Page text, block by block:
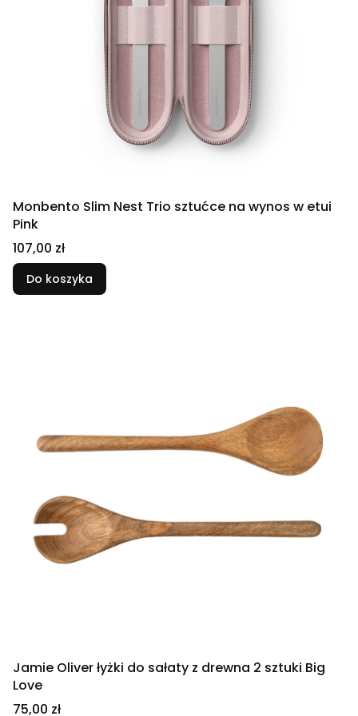
Monbento Slim Nest Trio sztućce na wynos w etui
Pink
Cena
107,00 zł
Do koszyka
Jamie Oliver łyżki do sałaty z drewna 2 sztuki Big
Love
Cena
75,00 zł